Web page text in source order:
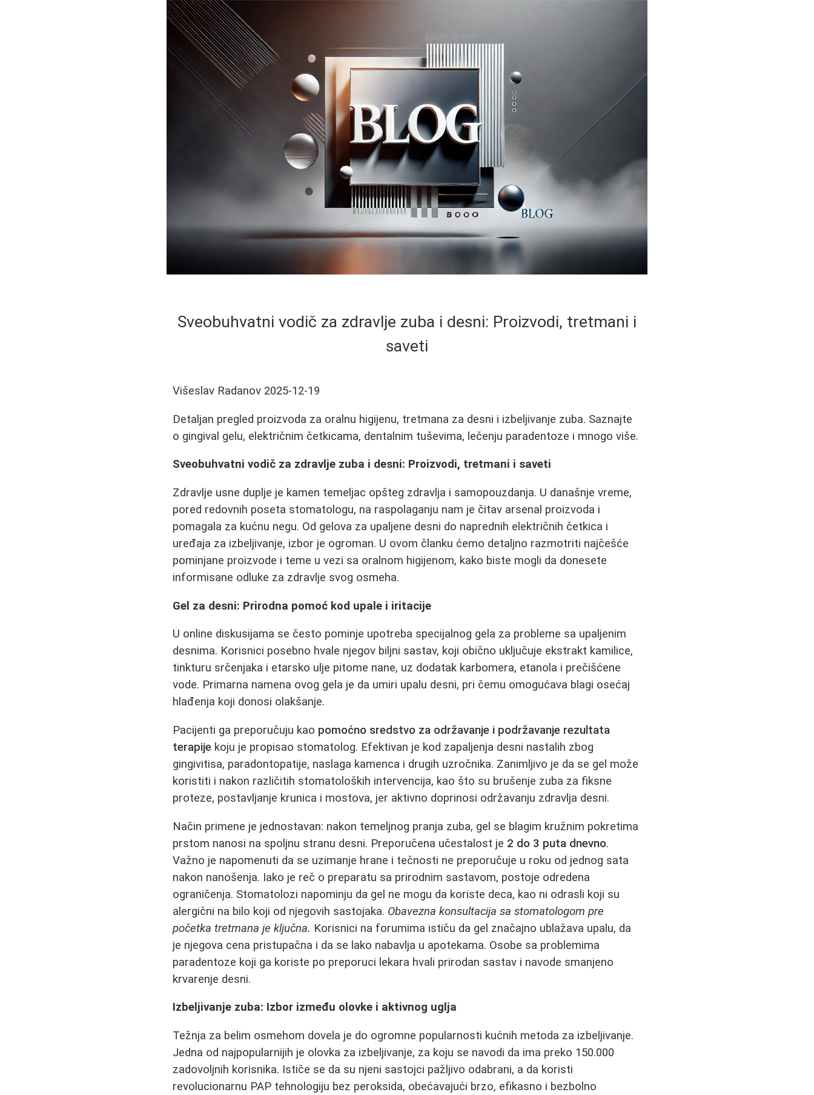
Sveobuhvatni vodič za zdravlje zuba i desni: Proizvodi, tretmani i
saveti
Višeslav Radanov 2025-12-19
Detaljan pregled proizvoda za oralnu higijenu, tretmana za desni i izbeljivanje zuba. Saznajte
o gingival gelu, električnim četkicama, dentalnim tuševima, lečenju paradentoze i mnogo više.
Sveobuhvatni vodič za zdravlje zuba i desni: Proizvodi, tretmani i saveti
Zdravlje usne duplje je kamen temeljac opšteg zdravlja i samopouzdanja. U današnje vreme,
pored redovnih poseta stomatologu, na raspolaganju nam je čitav arsenal proizvoda i
pomagala za kućnu negu. Od gelova za upaljene desni do naprednih električnih četkica i
uređaja za izbeljivanje, izbor je ogroman. U ovom članku ćemo detaljno razmotriti najčešće
pominjane proizvode i teme u vezi sa oralnom higijenom, kako biste mogli da donesete
informisane odluke za zdravlje svog osmeha.
Gel za desni: Prirodna pomoć kod upale i iritacije
U online diskusijama se često pominje upotreba specijalnog gela za probleme sa upaljenim
desnima. Korisnici posebno hvale njegov biljni sastav, koji obično uključuje ekstrakt kamilice,
tinkturu srčenjaka i etarsko ulje pitome nane, uz dodatak karbomera, etanola i prečišćene
vode. Primarna namena ovog gela je da umiri upalu desni, pri čemu omogućava blagi osećaj
hlađenja koji donosi olakšanje.
Pacijenti ga preporučuju kao pomoćno sredstvo za održavanje i podržavanje rezultata
terapije koju je propisao stomatolog. Efektivan je kod zapaljenja desni nastalih zbog
gingivitisa, paradontopatije, naslaga kamenca i drugih uzročnika. Zanimljivo je da se gel može
koristiti i nakon različitih stomatoloških intervencija, kao što su brušenje zuba za fiksne
proteze, postavljanje krunica i mostova, jer aktivno doprinosi održavanju zdravlja desni.
Način primene je jednostavan: nakon temeljnog pranja zuba, gel se blagim kružnim pokretima
prstom nanosi na spoljnu stranu desni. Preporučena učestalost je 2 do 3 puta dnevno.
Važno je napomenuti da se uzimanje hrane i tečnosti ne preporučuje u roku od jednog sata
nakon nanošenja. Iako je reč o preparatu sa prirodnim sastavom, postoje odredena
ograničenja. Stomatolozi napominju da gel ne mogu da koriste deca, kao ni odrasli koji su
alergični na bilo koji od njegovih sastojaka. Obavezna konsultacija sa stomatologom pre
početka tretmana je ključna. Korisnici na forumima ističu da gel značajno ublažava upalu, da
je njegova cena pristupačna i da se lako nabavlja u apotekama. Osobe sa problemima
paradentoze koji ga koriste po preporuci lekara hvali prirodan sastav i navode smanjeno
krvarenje desni.
Izbeljivanje zuba: Izbor između olovke i aktivnog uglja
Težnja za belim osmehom dovela je do ogromne popularnosti kućnih metoda za izbeljivanje.
Jedna od najpopularnijih je olovka za izbeljivanje, za koju se navodi da ima preko 150.000
zadovoljnih korisnika. Ističe se da su njeni sastojci pažljivo odabrani, a da koristi
revolucionarnu PAP tehnologiju bez peroksida, obećavajući brzo, efikasno i bezbolno